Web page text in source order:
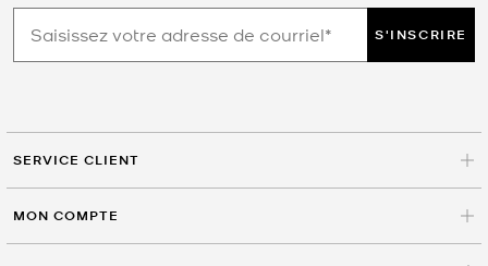
S'INSCRIRE
SERVICE CLIENT
MON COMPTE